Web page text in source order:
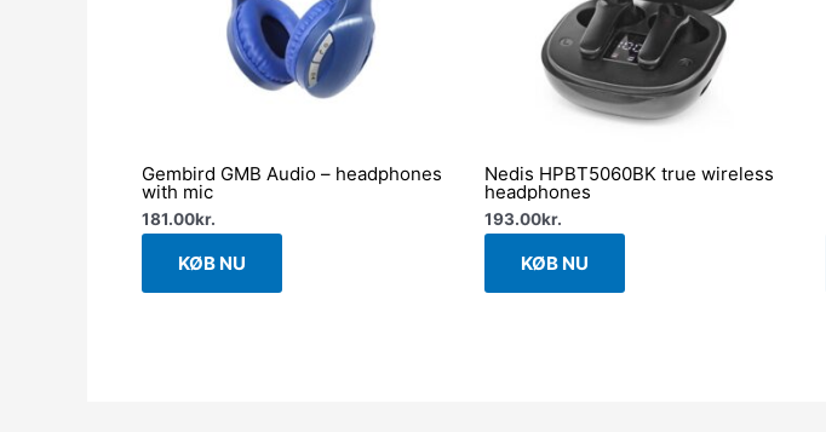
Gembird GMB Audio – headphones
with mic
181.00kr.
KØB NU
Nedis HPBT5060BK true wireless
headphones
193.00kr.
KØB NU